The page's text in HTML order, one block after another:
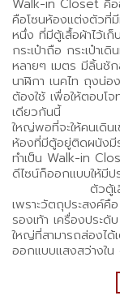
Walk-in
คือโซนห้องแต่งตัวที่
หนึ่ง ที่มีตู้เสื้อผ้าไว้เ
กระเป๋าถือ กระเป๋าเ
หลายๆ เมตร มีลิ้นชั
นาฬิกา เนคไท ถุงน่อ
ต้องใช้ เพื่อให้ตอบโ
เดียวกันนี้ ตู้เสื้อ
ใหญ่พอที่จะให้คนเดิน
ห้องที่มีตู้อยู่ติดผนังมี
ทำเป็น Walk-in
ดีไซน์ก็ออกแบบให้มีป
ตัวตู้เสื้อผ้าแบ
เพราะวัตถุประสงค์คื
รองเท้า เครื่องประ
ใหญ่ที่สามารถส่องไ
ออกแบบแสงสว่างใน